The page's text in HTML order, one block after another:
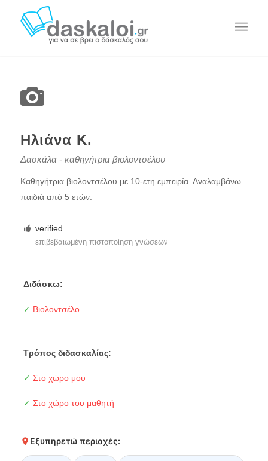
Ηλιάνα Κ.
Δασκάλα - καθηγήτρια βιολοντσέλου
Καθηγήτρια βιολοντσέλου με 10-ετη εμπειρία. Αναλαμβάνω
παιδιά από 5 ετών.
verified
επιβεβαιωμένη πιστοποίηση γνώσεων
Διδάσκω:
✓ Βιολοντσέλο
Τρόπος διδασκαλίας:
✓ Στο χώρο μου
✓ Στο χώρο του μαθητή
Εξυπηρετώ περιοχές: